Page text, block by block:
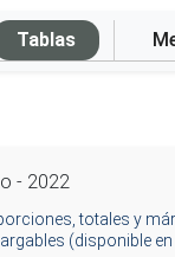
Tablas
- 2022
totales y
(disponible